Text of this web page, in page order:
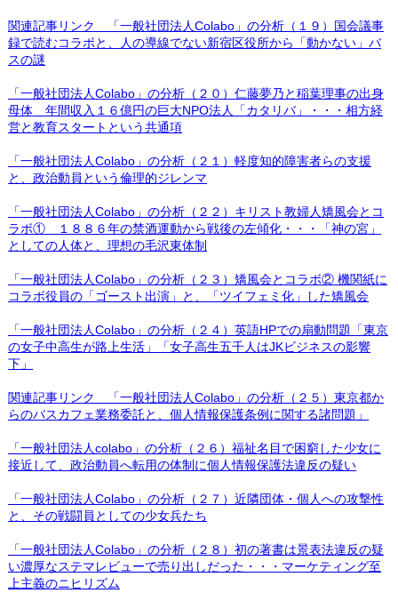
関連記事リンク 「一般社団法人Colabo」の分析（１９）国会議事
録で読むコラボと、人の導線でない新宿区役所から「動かない」バ
スの謎
「一般社団法人Colabo」の分析（２０）仁藤夢乃と稲葉理事の出身
母体 年間収入１６億円の巨大NPO法人「カタリバ」・・・相方経
営と教育スタートという共通項
「一般社団法人Colabo」の分析（２１）軽度知的障害者らの支援
と、政治動員という倫理的ジレンマ
「一般社団法人Colabo」の分析（２２）キリスト教婦人矯風会とコ
ラボ① １８８６年の禁酒運動から戦後の左傾化・・・「神の宮」
としての人体と、理想の毛沢東体制
「一般社団法人Colabo」の分析（２３）矯風会とコラボ② 機関紙に
コラボ役員の「ゴースト出演」と、「ツイフェミ化」した矯風会
「一般社団法人Colabo」の分析（２４）英語HPでの扇動問題「東京
の女子中高生が路上生活」「女子高生五千人はJKビジネスの影響
下」
関連記事リンク 「一般社団法人Colabo」の分析（２５）東京都か
らのバスカフェ業務委託と、個人情報保護条例に関する諸問題」
「一般社団法人colabo」の分析（２６）福祉名目で困窮した少女に
接近して、政治動員へ転用の体制に個人情報保護法違反の疑い
「一般社団法人Colabo」の分析（２７）近隣団体・個人への攻撃性
と、その戦闘員としての少女兵たち
「一般社団法人Colabo」の分析（２８）初の著書は景表法違反の疑
い濃厚なステマレビューで売り出しだった・・・マーケティング至
上主義のニヒリズム